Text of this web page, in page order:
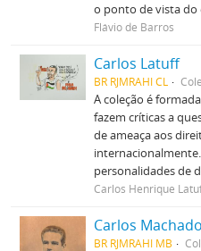
o ponto de vista do
Flávio de Barros
Carlos Latuff
BR RJMRAHI CL
A coleção é
fazem críticas a
de ameaça aos
personalidades de
Carlos Henrique
Carlos
BR RJMRAHI MB